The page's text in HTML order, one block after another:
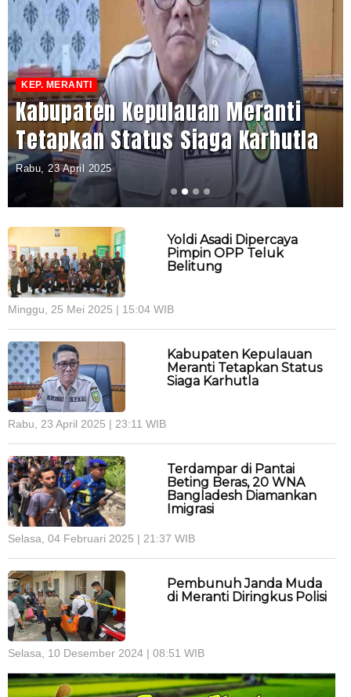
KEP. MERANTI
Kabupaten Kepulauan Meranti
Tetapkan Status Siaga Karhutla
Rabu, 23 April 2025
Yoldi Asadi Dipercaya
Pimpin OPP Teluk
Belitung
Minggu, 25 Mei 2025 | 15:04 WIB
Kabupaten Kepulauan
Meranti Tetapkan Status
Siaga Karhutla
Rabu, 23 April 2025 | 23:11 WIB
Terdampar di Pantai
Beting Beras, 20 WNA
Bangladesh Diamankan
Imigrasi
Selasa, 04 Februari 2025 | 21:37 WIB
Pembunuh Janda Muda
di Meranti Diringkus Polisi
Selasa, 10 Desember 2024 | 08:51 WIB